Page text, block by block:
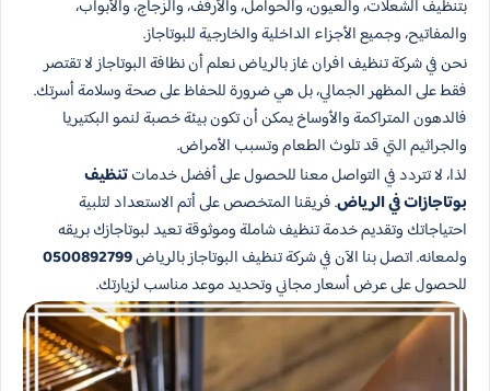
بتنظيف الشعلات، والعيون، والحوامل، والأرفف، والزجاج، والأبواب،
والمفاتيح، وجميع الأجزاء الداخلية والخارجية للبوتاجاز.
نحن في شركة تنظيف افران غاز بالرياض نعلم أن نظافة البوتاجاز لا تقتصر
فقط على المظهر الجمالي، بل هي ضرورة للحفاظ على صحة وسلامة أسرتك.
فالدهون المتراكمة والأوساخ يمكن أن تكون بيئة خصبة لنمو البكتيريا
والجراثيم التي قد تلوث الطعام وتسبب الأمراض.
لذا، لا تتردد في التواصل معنا للحصول على أفضل خدماتتنظيف
بوتاجازات في الرياض. فريقنا المتخصص على أتم الاستعداد لتلبية
احتياجاتك وتقديم خدمة تنظيف شاملة وموثوقة تعيد لبوتاجازك بريقه
ولمعانه. اتصل بنا الآن في شركة تنظيف البوتاجاز بالرياض0500892799
للحصول على عرض أسعار مجاني وتحديد موعد مناسب لزيارتك.